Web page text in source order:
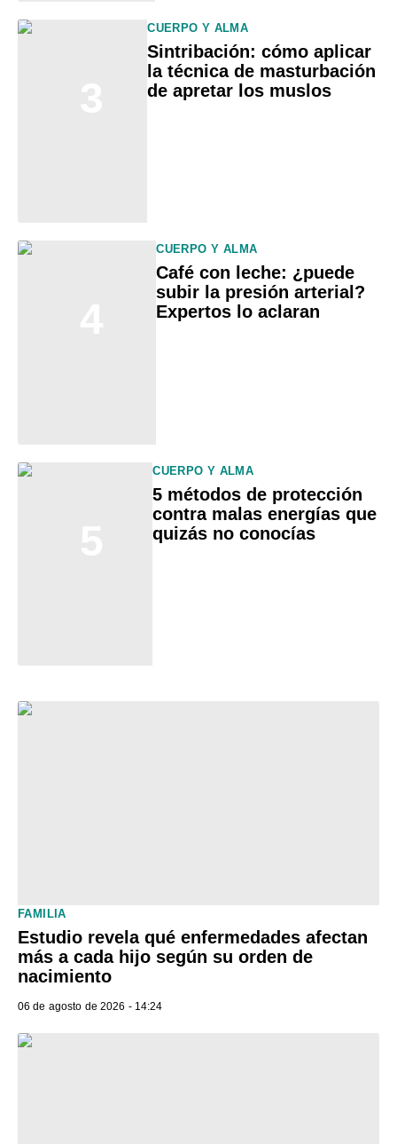
CUERPO Y ALMA
Sintribación: cómo aplicar
la técnica de masturbación
de apretar los muslos
CUERPO Y ALMA
Café con leche: ¿puede
subir la presión arterial?
Expertos lo aclaran
CUERPO Y ALMA
5 métodos de protección
contra malas energías que
quizás no conocías
FAMILIA
Estudio revela qué enfermedades afectan
más a cada hijo según su orden de
nacimiento
06 de agosto de 2026 - 14:24